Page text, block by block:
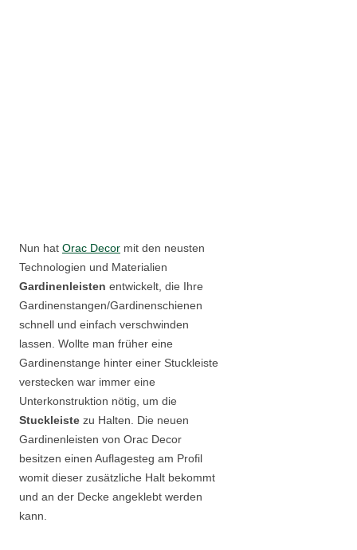
Nun hat Orac Decor mit den neusten
Technologien und Materialien
Gardinenleisten entwickelt, die Ihre
Gardinenstangen/Gardinenschienen
schnell und einfach verschwinden
lassen. Wollte man früher eine
Gardinenstange hinter einer Stuckleiste
verstecken war immer eine
Unterkonstruktion nötig, um die
Stuckleiste zu Halten. Die neuen
Gardinenleisten von Orac Decor
besitzen einen Auflagesteg am Profil
womit dieser zusätzliche Halt bekommt
und an der Decke angeklebt werden
kann.